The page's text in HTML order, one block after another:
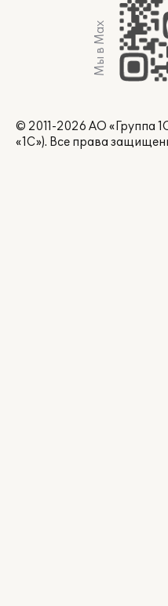
Мы в Max
© 2011-2026 АО «Группа
«1С»). Все права